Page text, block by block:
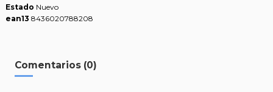
Estado Nuevo
ean13 8436020788208
Comentarios (0)